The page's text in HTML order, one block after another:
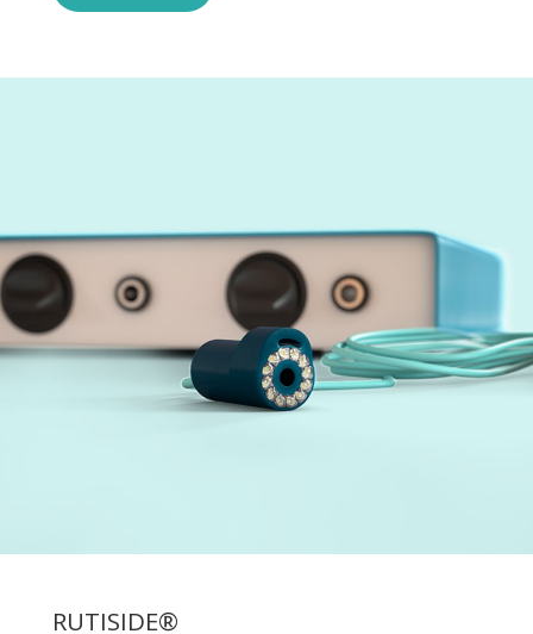
RUTISIDE®